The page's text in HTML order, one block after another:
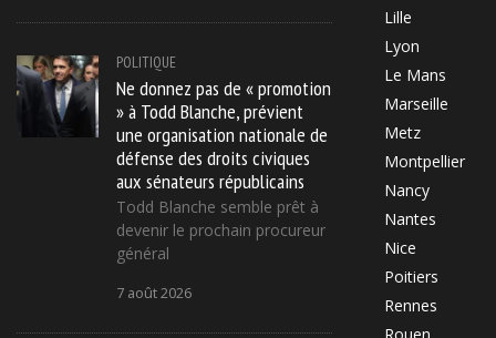
POLITIQUE
Ne donnez pas de « promotion
» à Todd Blanche, prévient
une organisation nationale de
défense des droits civiques
aux sénateurs républicains
Todd Blanche semble prêt à
devenir le prochain procureur
général
7 août 2026
Lille
Lyon
Le Mans
Marseille
Metz
Montpellier
Nancy
Nantes
Nice
Poitiers
Rennes